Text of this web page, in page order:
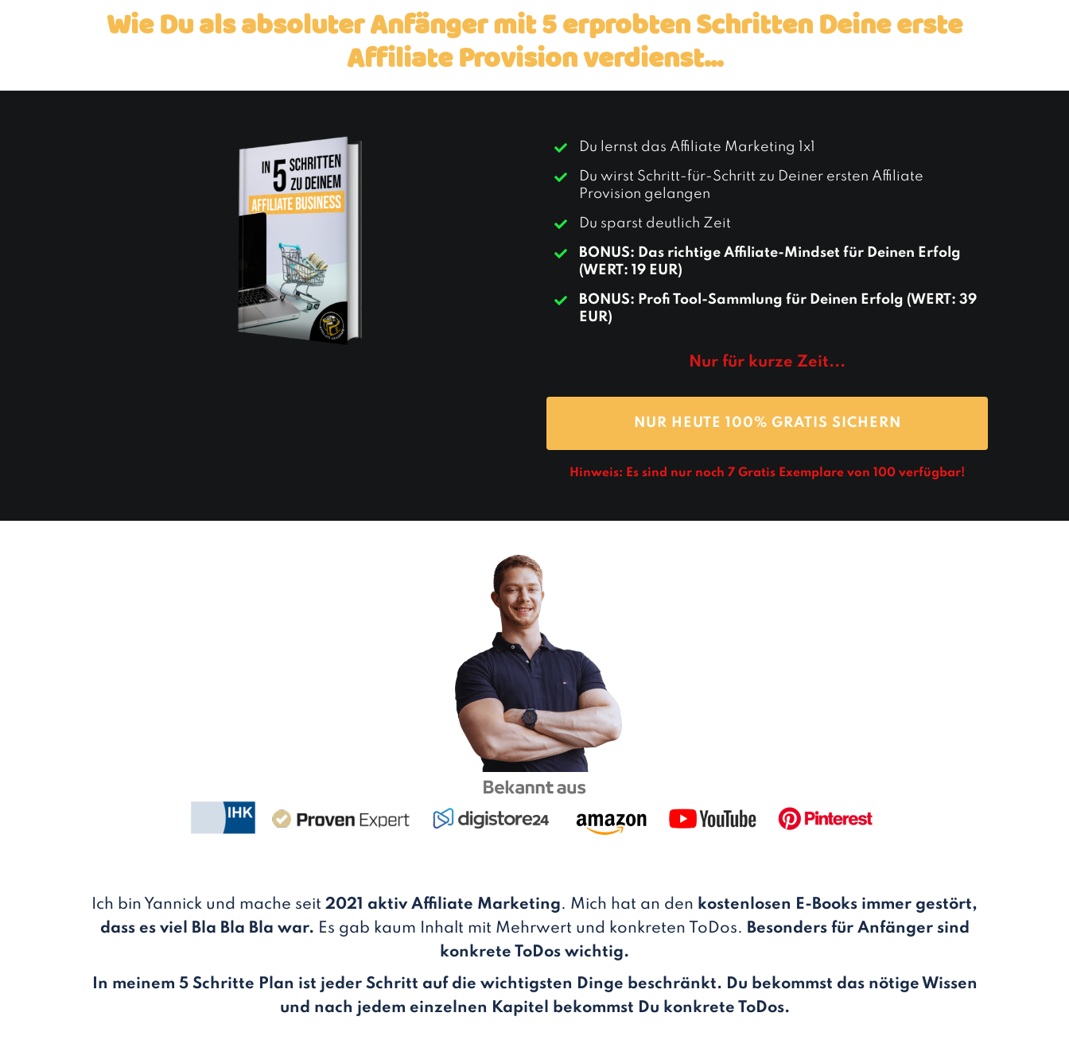
Wie Du als absoluter Anfänger mit 5 erprobten Schritten Deine erste
Affiliate Provision verdienst...
Du lernst das Affiliate Marketing 1x1
Du wirst Schritt-für-Schritt zu Deiner ersten Affiliate
Provision gelangen
Du sparst deutlich Zeit
BONUS: Das richtige Affiliate-Mindset für Deinen Erfolg
(WERT: 19 EUR)
BONUS: Profi Tool-Sammlung für Deinen Erfolg (WERT: 39
EUR)
Nur für kurze Zeit...
NUR HEUTE 100% GRATIS SICHERN
Hinweis: Es sind nur noch 7 Gratis Exemplare von 100 verfügbar!
Ich bin Yannick und mache seit 2021 aktiv Affiliate Marketing. Mich hat an den kostenlosen E-Books immer gestört,
dass es viel Bla Bla Bla war. Es gab kaum Inhalt mit Mehrwert und konkreten ToDos. Besonders für Anfänger sind
konkrete ToDos wichtig.
In meinem 5 Schritte Plan ist jeder Schritt auf die wichtigsten Dinge beschränkt. Du bekommst das nötige Wissen
und nach jedem einzelnen Kapitel bekommst Du konkrete ToDos.